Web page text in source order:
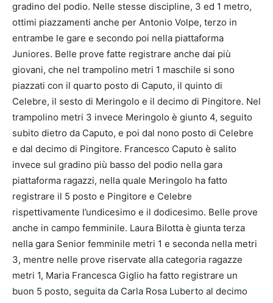
gradino del podio. Nelle stesse discipline, 3 ed 1 metro,
ottimi piazzamenti anche per Antonio Volpe, terzo in
entrambe le gare e secondo poi nella piattaforma
Juniores. Belle prove fatte registrare anche dai più
giovani, che nel trampolino metri 1 maschile si sono
piazzati con il quarto posto di Caputo, il quinto di
Celebre, il sesto di Meringolo e il decimo di Pingitore. Nel
trampolino metri 3 invece Meringolo è giunto 4, seguito
subito dietro da Caputo, e poi dal nono posto di Celebre
e dal decimo di Pingitore. Francesco Caputo è salito
invece sul gradino più basso del podio nella gara
piattaforma ragazzi, nella quale Meringolo ha fatto
registrare il 5 posto e Pingitore e Celebre
rispettivamente l’undicesimo e il dodicesimo. Belle prove
anche in campo femminile. Laura Bilotta è giunta terza
nella gara Senior femminile metri 1 e seconda nella metri
3, mentre nelle prove riservate alla categoria ragazze
metri 1, Maria Francesca Giglio ha fatto registrare un
buon 5 posto, seguita da Carla Rosa Luberto al decimo